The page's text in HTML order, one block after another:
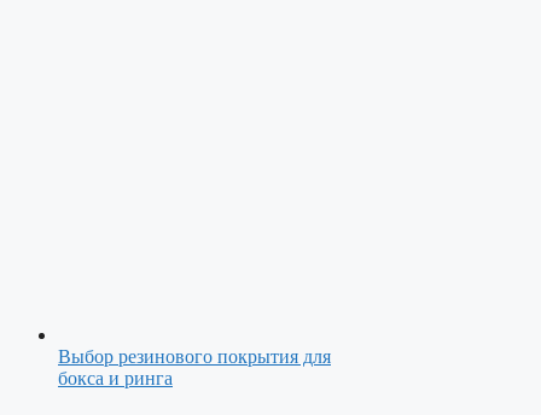
Выбор резинового покрытия для
бокса и ринга